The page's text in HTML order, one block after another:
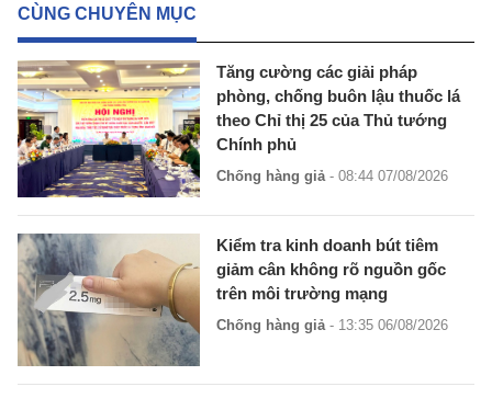
CÙNG CHUYÊN MỤC
Tăng cường các giải pháp
phòng, chống buôn lậu thuốc lá
theo Chỉ thị 25 của Thủ tướng
Chính phủ
Chống hàng giả- 08:44 07/08/2026
Kiểm tra kinh doanh bút tiêm
giảm cân không rõ nguồn gốc
trên môi trường mạng
Chống hàng giả- 13:35 06/08/2026